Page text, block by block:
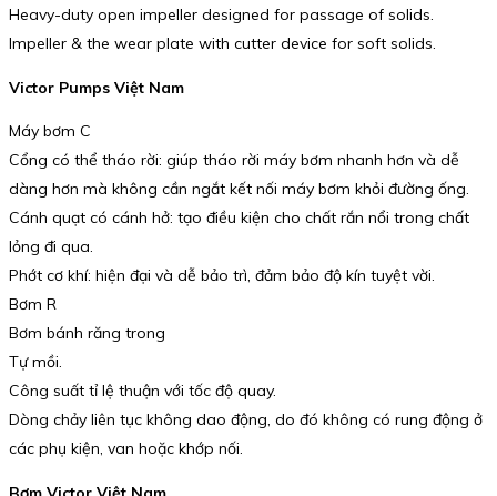
Heavy-duty open impeller designed for passage of solids.
Impeller & the wear plate with cutter device for soft solids.
Victor Pumps Việt Nam
Máy bơm C
Cổng có thể tháo rời: giúp tháo rời máy bơm nhanh hơn và dễ
dàng hơn mà không cần ngắt kết nối máy bơm khỏi đường ống.
Cánh quạt có cánh hở: tạo điều kiện cho chất rắn nổi trong chất
lỏng đi qua.
Phớt cơ khí: hiện đại và dễ bảo trì, đảm bảo độ kín tuyệt vời.
Bơm R
Bơm bánh răng trong
Tự mồi.
Công suất tỉ lệ thuận với tốc độ quay.
Dòng chảy liên tục không dao động, do đó không có rung động ở
các phụ kiện, van hoặc khớp nối.